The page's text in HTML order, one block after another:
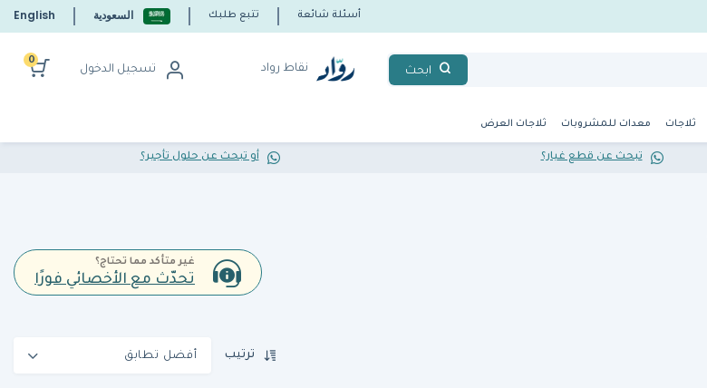
أسئلة شائعة تتبع طلبك السعودية English
ابحث نقاط رواد تسجيل الدخول
0
ثلاجات معدات للمشروبات ثلاجات العرض
تبحث عن قطع غيار؟ أو تبحث عن حلول تأجير؟
غير متأكد مما تحتاج؟
تحدّث مع الأخصائي فورًا
ترتيب أفضل تطابق